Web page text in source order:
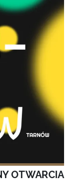
OTWARCIA